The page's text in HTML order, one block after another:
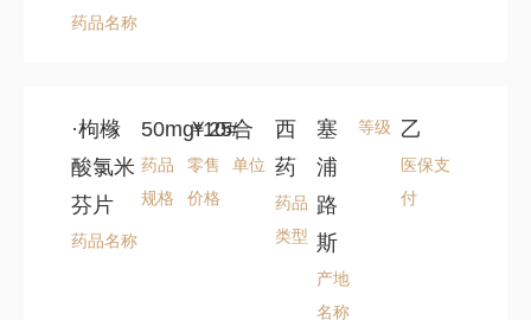
药品名称
·枸橼
酸氯米
芬片
药品名称
50mg*10#
药品
规格
￥25
零售
价格
合
单位
西
药
药品
类型
塞
浦
路
斯
产地
名称
等级 乙
医保支
付